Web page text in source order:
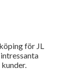
för JL